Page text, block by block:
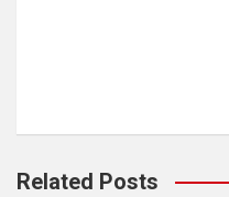
Related Posts